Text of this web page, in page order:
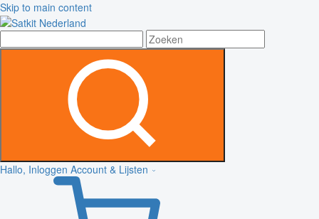
Skip to main content
Hallo, Inloggen Account & Lijsten